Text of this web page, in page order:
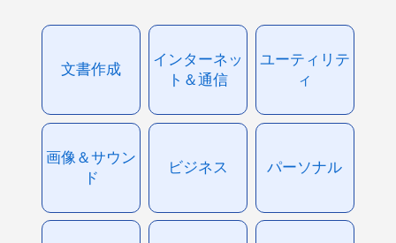
文書作成
インターネッ
ト＆通信
ユーティリテ
ィ
画像＆サウン
ド
ビジネス パーソナル